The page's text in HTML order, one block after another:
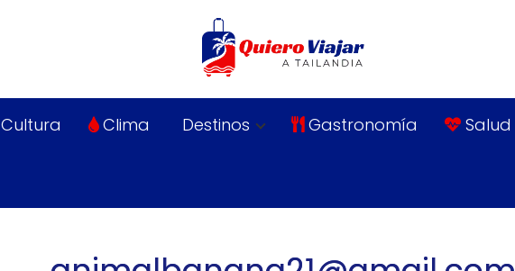
Cultura Clima Destinos Gastronomía Salud